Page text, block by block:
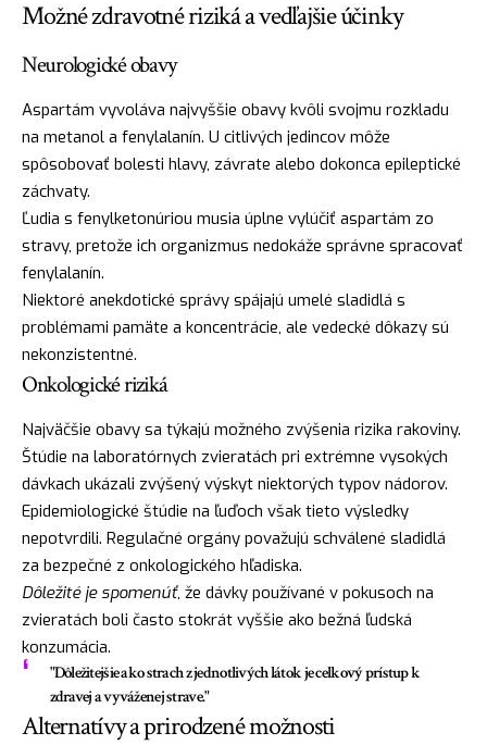
Možné zdravotné riziká a vedľajšie účinky
Neurologické obavy
Aspartám vyvoláva najvyššie obavy kvôli svojmu rozkladu
na metanol a fenylalanín. U citlivých jedincov môže
spôsobovať bolesti hlavy, závrate alebo dokonca epileptické
záchvaty.
Ľudia s fenylketonúriou musia úplne vylúčiť aspartám zo
stravy, pretože ich organizmus nedokáže správne spracovať
fenylalanín.
Niektoré anekdotické správy spájajú umelé sladidlá s
problémami pamäte a koncentrácie, ale vedecké dôkazy sú
nekonzistentné.
Onkologické riziká
Najväčšie obavy sa týkajú možného zvýšenia rizika rakoviny.
Štúdie na laboratórnych zvieratách pri extrémne vysokých
dávkach ukázali zvýšený výskyt niektorých typov nádorov.
Epidemiologické štúdie na ľuďoch však tieto výsledky
nepotvrdili. Regulačné orgány považujú schválené sladidlá
za bezpečné z onkologického hľadiska.
Dôležité je spomenúť, že dávky používané v pokusoch na
zvieratách boli často stokrát vyššie ako bežná ľudská
konzumácia.
"Dôležitejšie ako strach z jednotlivých látok je celkový prístup k
zdravej a vyváženej strave."
Alternatívy a prirodzené možnosti